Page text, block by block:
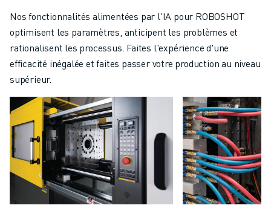
Nos fonctionnalités alimentées par l'IA pour ROBOSHOT
optimisent les paramètres, anticipent les problèmes et
rationalisent les processus. Faites l'expérience d'une
efficacité inégalée et faites passer votre production au niveau
supérieur.